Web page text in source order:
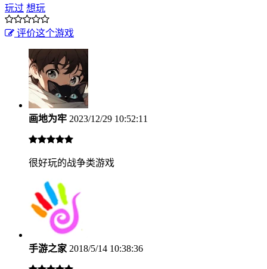
玩过 想玩
评价这个游戏
画地为牢 2023/12/29 10:52:11
很好玩的战争类游戏
手游之家 2018/5/14 10:38:36